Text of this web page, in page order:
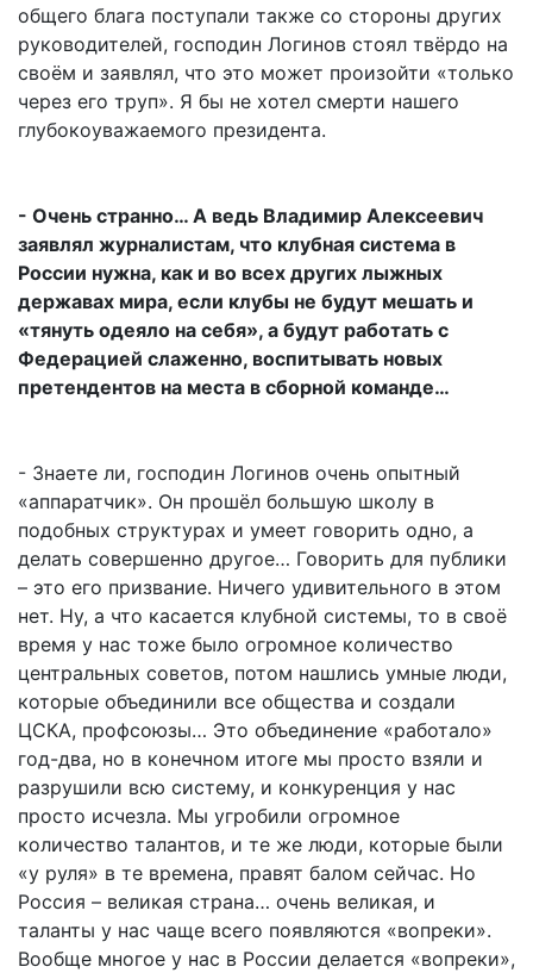
общего блага поступали также со стороны других
руководителей, господин Логинов стоял твёрдо на
своём и заявлял, что это может произойти «только
через его труп». Я бы не хотел смерти нашего
глубокоуважаемого президента.
- Очень странно… А ведь Владимир Алексеевич
заявлял журналистам, что клубная система в
России нужна, как и во всех других лыжных
державах мира, если клубы не будут мешать и
«тянуть одеяло на себя», а будут работать с
Федерацией слаженно, воспитывать новых
претендентов на места в сборной команде…
- Знаете ли, господин Логинов очень опытный
«аппаратчик». Он прошёл большую школу в
подобных структурах и умеет говорить одно, а
делать совершенно другое… Говорить для публики
– это его призвание. Ничего удивительного в этом
нет. Ну, а что касается клубной системы, то в своё
время у нас тоже было огромное количество
центральных советов, потом нашлись умные люди,
которые объединили все общества и создали
ЦСКА, профсоюзы… Это объединение «работало»
год-два, но в конечном итоге мы просто взяли и
разрушили всю систему, и конкуренция у нас
просто исчезла. Мы угробили огромное
количество талантов, и те же люди, которые были
«у руля» в те времена, правят балом сейчас. Но
Россия – великая страна… очень великая, и
таланты у нас чаще всего появляются «вопреки».
Вообще многое у нас в России делается «вопреки»,